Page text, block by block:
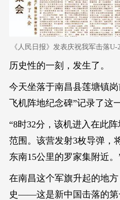
《人民日报》发表庆祝我军击落
历史性的一刻，发生了。
今天坐落于南昌县莲塘镇
飞机阵地纪念碑”记录了这
“8时32分，该机进入在此
范围。该营发射3枚导弹，
东南15公里的罗家集附近。
在南昌这个军旗升起的地
史——这是新中国击落的第